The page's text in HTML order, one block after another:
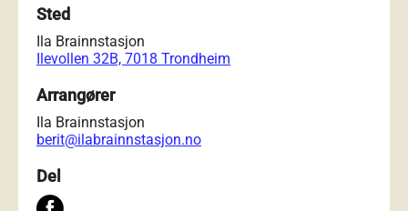
Sted
Ila Brainnstasjon
Ilevollen 32B, 7018 Trondheim
Arrangører
Ila Brainnstasjon
berit@ilabrainnstasjon.no
Del